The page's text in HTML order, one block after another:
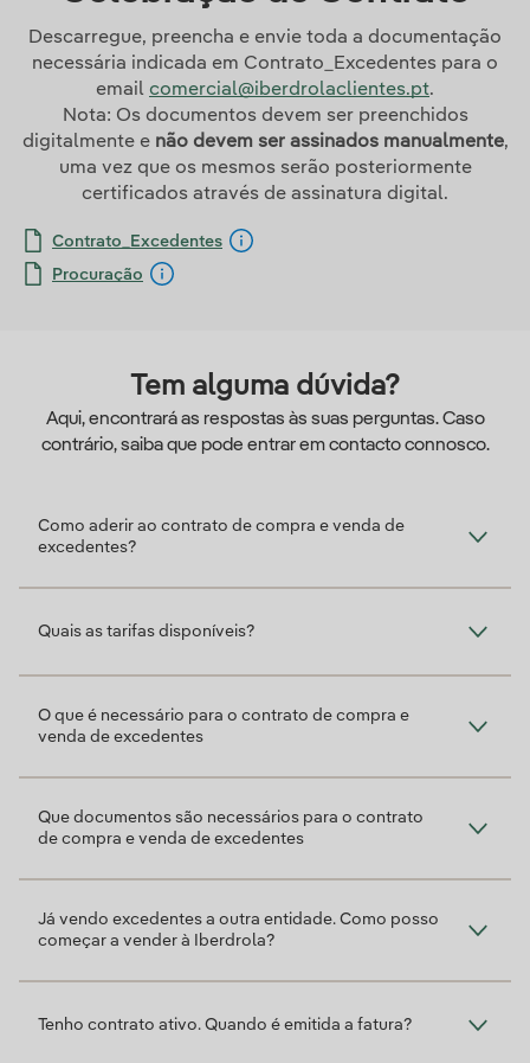
Descarregue, preencha e envie toda a documentação
necessária indicada em Contrato_Excedentes para o
email comercial@iberdrolaclientes.pt.
Nota: Os documentos devem ser preenchidos
digitalmente e não devem ser assinados manualmente,
uma vez que os mesmos serão posteriormente
certificados através de assinatura digital.
Contrato_Excedentes
Procuração
Tem alguma dúvida?
Aqui, encontrará as respostas às suas perguntas. Caso
contrário, saiba que pode entrar em contacto connosco.
Como aderir ao contrato de compra e venda de
excedentes?
Quais as tarifas disponíveis?
O que é necessário para o contrato de compra e
venda de excedentes
Que documentos são necessários para o contrato
de compra e venda de excedentes
Já vendo excedentes a outra entidade. Como posso
começar a vender à Iberdrola?
Tenho contrato ativo. Quando é emitida a fatura?